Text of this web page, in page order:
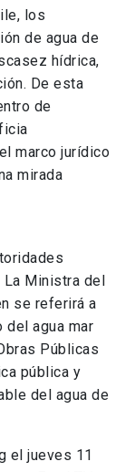
los
de agua de
hídrica,
De esta
de
marco jurídico
mirada
La Ministra del
se referirá a
agua mar
Públicas
pública y
del agua de
el jueves 11